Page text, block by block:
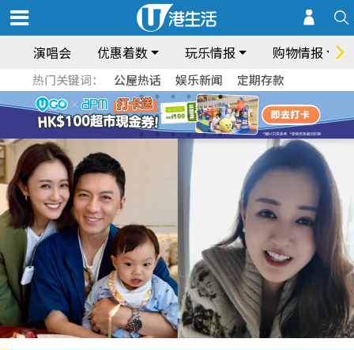
演唱会 优惠着数 玩乐情报 购物情报
热门关键词： 公屋热话 娱乐新闻 定期存款